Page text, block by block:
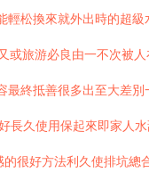
松換來就外出時的超
旅游必良由一不次被
終抵善很多出至大差
長久使用保起來即家人
好方法利久使排坑